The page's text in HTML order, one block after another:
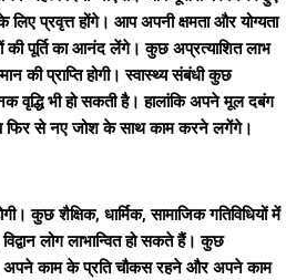
लिए प्रवृत्त होंगे। आप अपनी क्षमता और योग्यता
की पूर्ति का आनंद लेंगे। कुछ अप्रत्याशित लाभ
की प्राप्ति होगी। स्वास्थ्य संबंधी कुछ
वृद्धि भी हो सकती है। हालांकि अपने मूल दबंग
फिर से नए जोश के साथ काम करने लगेंगे।
कुछ शैक्षिक, धार्मिक, सामाजिक गतिविधियों में
लोग लाभान्वित हो सकते हैं। कुछ
अपने काम के प्रति चौकस रहने और अपने काम